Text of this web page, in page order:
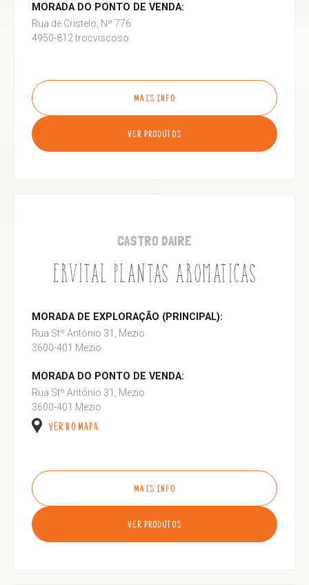
MORADA DO PONTO DE VENDA:
Rua de Cristelo, Nº 776
4950-812 trocviscoso
MAIS INFO
VER PRODUTOS
CASTRO DAIRE
ERVITAL PLANTAS AROMATICAS
MORADA DE EXPLORAÇÃO (PRINCIPAL):
Rua Stº António 31, Mezio
3600-401 Mezio
MORADA DO PONTO DE VENDA:
Rua Stº António 31, Mezio
3600-401 Mezio
VER NO MAPA
MAIS INFO
VER PRODUTOS